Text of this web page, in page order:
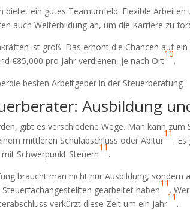
bietet ein gutes Teamumfeld. Flexible
auch Weiterbildung an, um die Karriere zu
ist groß. Das erhöht die Chancen auf
€85,000 pro Jahr verdienen, je nach Ort
10
.
besten Arbeitgeber in der Steuerberatung
Ausbildung
gibt es verschiedene Wege. Man kann
mittleren Schulabschluss oder Abitur
11
.
Schwerpunkt Steuern
11
.
braucht man nicht nur Ausbildung, sondern
gearbeitet haben
11
.
verkürzt diese Zeit um ein Jahr
11
.